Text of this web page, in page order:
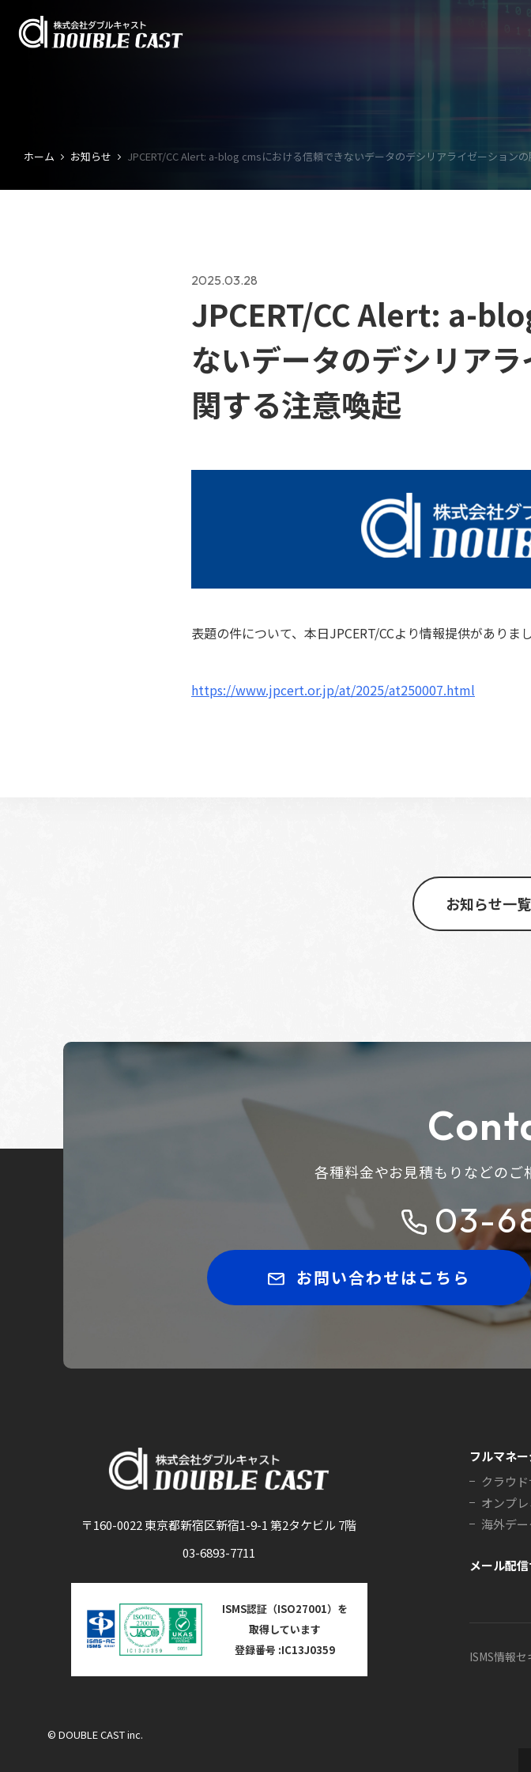
ホーム お知らせ JPCERT/CC Alert: a-blog cmsにおける信頼できないデータのデシリアライゼーション
2025.03.28
JPCERT/CC Alert: a-
ないデータのデシリア
関する注意喚起
表題の件について、本日JPCERT/CCより情報提供がありま
https://www.jpcert.or.jp/at/2025/at250007.html
お知らせ一
各種料金やお見積もりなどのご
03-
お問い合わせはこちら
〒160-0022 東京都新宿区新宿1-9-1 第2タケビル 7階
03-6893-7711
ISMS認証（ISO27001）を
取得しています
登録番号 :IC13J0359
フルマネ
クラウ
オンプ
海外デ
メール配
ISMS情報
© DOUBLE CAST inc.